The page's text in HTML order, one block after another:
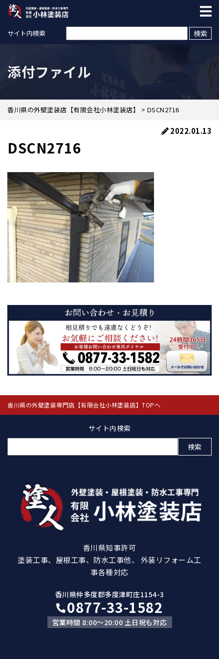
サイト内検索
添付ファイル
香川県の外壁塗装店【有限会社小林塗装店】 > DSCN2716
2022.01.13
DSCN2716
香川県の外壁塗装専門店【有限会社小林塗装店】TOPへ
サイト内検索
索:
香川県知事許可
塗装工事、屋根工事、防水工事他、 外装リフォーム工
事各種対応
香川県仲多度郡多度津町庄1154-3
0877-33-1582
営業時間 8:00～20:00 土日祝も対応